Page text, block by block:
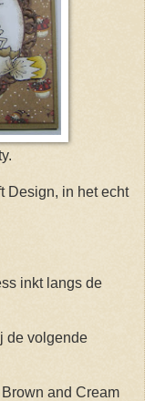
Design, in het echt
inkt langs de
de volgende
and Cream